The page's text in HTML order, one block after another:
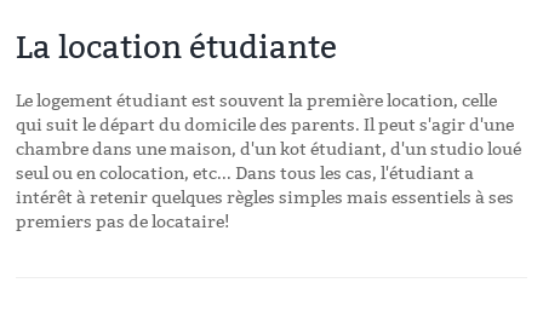
La location étudiante
Le logement étudiant est souvent la première location, celle
qui suit le départ du domicile des parents. Il peut s'agir d'une
chambre dans une maison, d'un kot étudiant, d'un studio loué
seul ou en colocation, etc... Dans tous les cas, l'étudiant a
intérêt à retenir quelques règles simples mais essentiels à ses
premiers pas de locataire!